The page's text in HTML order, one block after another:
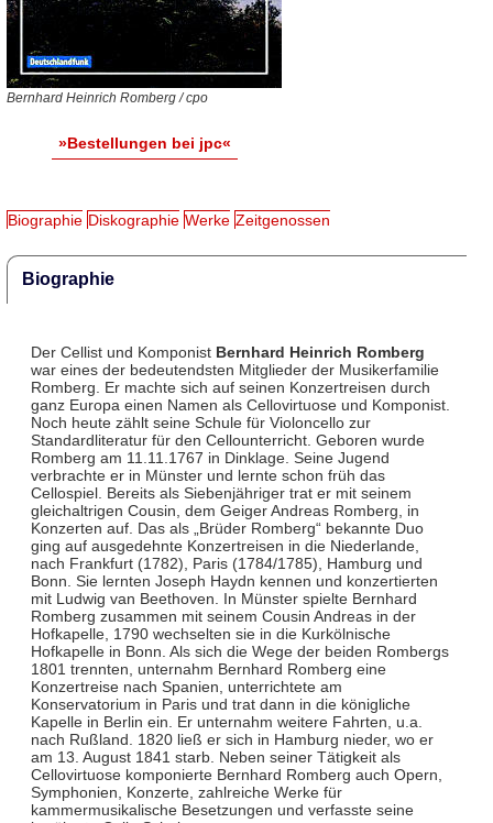
Bernhard Heinrich Romberg / cpo
»Bestellungen bei jpc«
Biographie Diskographie Werke Zeitgenossen
Biographie
Der Cellist und Komponist Bernhard Heinrich Romberg
war eines der bedeutendsten Mitglieder der Musikerfamilie
Romberg. Er machte sich auf seinen Konzertreisen durch
ganz Europa einen Namen als Cellovirtuose und Komponist.
Noch heute zählt seine Schule für Violoncello zur
Standardliteratur für den Cellounterricht. Geboren wurde
Romberg am 11.11.1767 in Dinklage. Seine Jugend
verbrachte er in Münster und lernte schon früh das
Cellospiel. Bereits als Siebenjähriger trat er mit seinem
gleichaltrigen Cousin, dem Geiger Andreas Romberg, in
Konzerten auf. Das als „Brüder Romberg“ bekannte Duo
ging auf ausgedehnte Konzertreisen in die Niederlande,
nach Frankfurt (1782), Paris (1784/1785), Hamburg und
Bonn. Sie lernten Joseph Haydn kennen und konzertierten
mit Ludwig van Beethoven. In Münster spielte Bernhard
Romberg zusammen mit seinem Cousin Andreas in der
Hofkapelle, 1790 wechselten sie in die Kurkölnische
Hofkapelle in Bonn. Als sich die Wege der beiden Rombergs
1801 trennten, unternahm Bernhard Romberg eine
Konzertreise nach Spanien, unterrichtete am
Konservatorium in Paris und trat dann in die königliche
Kapelle in Berlin ein. Er unternahm weitere Fahrten, u.a.
nach Rußland. 1820 ließ er sich in Hamburg nieder, wo er
am 13. August 1841 starb. Neben seiner Tätigkeit als
Cellovirtuose komponierte Bernhard Romberg auch Opern,
Symphonien, Konzerte, zahlreiche Werke für
kammermusikalische Besetzungen und verfasste seine